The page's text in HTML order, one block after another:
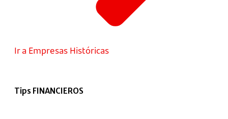
Ir a Empresas Históricas
Tips FINANCIEROS